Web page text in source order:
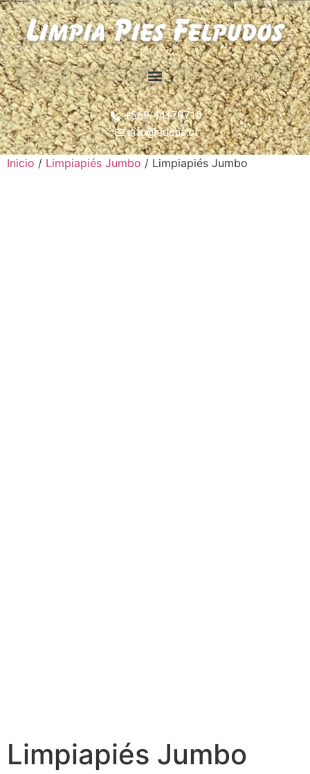
+569 44379719
info@edena.cl
Inicio / Limpiapiés Jumbo / Limpiapiés Jumbo
Limpiapiés Jumbo